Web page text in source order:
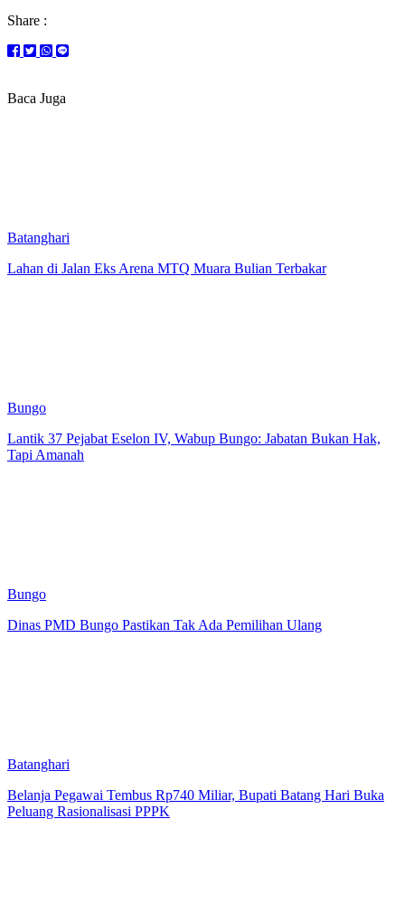
Share :
Baca Juga
Batanghari
Lahan di Jalan Eks Arena MTQ Muara Bulian Terbakar
Bungo
Lantik 37 Pejabat Eselon IV, Wabup Bungo: Jabatan Bukan Hak,
Tapi Amanah
Bungo
Dinas PMD Bungo Pastikan Tak Ada Pemilihan Ulang
Batanghari
Belanja Pegawai Tembus Rp740 Miliar, Bupati Batang Hari Buka
Peluang Rasionalisasi PPPK